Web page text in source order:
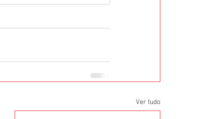
Ver tudo